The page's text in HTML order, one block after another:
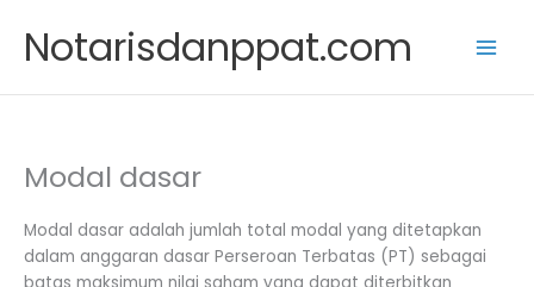
content
Notarisdanppat.com
Modal dasar
Modal dasar adalah jumlah total modal yang ditetapkan
dalam anggaran dasar Perseroan Terbatas (PT) sebagai